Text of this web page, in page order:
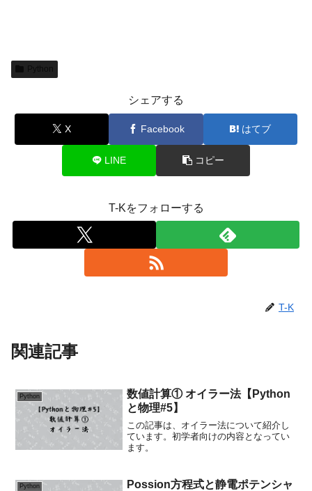
Python
シェアする
X Facebook はてブ
LINE コピー
T-Kをフォローする
T-K
関連記事
Python
数値計算① オイラー法【Python
と物理#5】
この記事は、オイラー法について紹介し
ています。初学者向けの内容となってい
ます。
Python
Possion方程式と静電ポテンシャ